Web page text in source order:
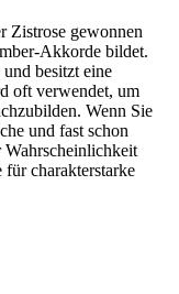
Zistrose gewonnen
Akkorde bildet.
besitzt eine
oft verwendet, um
Wenn Sie
und fast schon
Wahrscheinlichkeit
charakterstarke